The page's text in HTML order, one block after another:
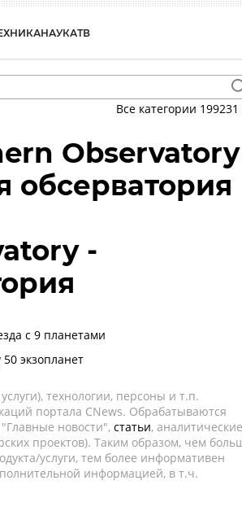
НАУКАТВ
Все категории 199231
Observatory
обсерватория
-
с 9 планетами
экзопланет
технологии, персоны и т.п.
портала CNews. Обрабатываются
новости", статьи, аналитические
проектов). Таким образом, чем
услуги, тем более информативен
информацией, в т.ч.